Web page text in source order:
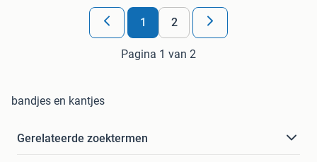
1 2
Pagina 1 van 2
bandjes en kantjes
Gerelateerde zoektermen